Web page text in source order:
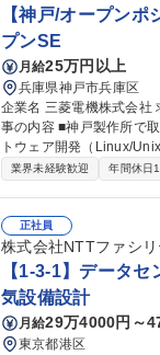
【神戸/オープン
プンSE
月給25万円以上
兵庫県神戸市兵庫区
企業名 三菱電機株式会社 求人名 【神戸/オープンポジション】ITエンジニア(PM/要件定義/開発など)★上流SE 仕
事の内容 ■神戸製作所で
トウェア開発（Linux/Unix）：監視制御システム ■SE：
イバーセキュリティ/DX
業界未経験歓迎 年間休日
正社員
株式会社NTTファシ
【1-3-1】データ
気設備設計
月給29万4000円～
東京都港区